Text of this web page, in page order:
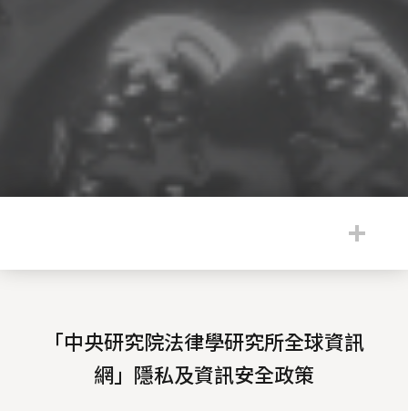
「中央研究院法律學研究所全球資訊
網」隱私及資訊安全政策